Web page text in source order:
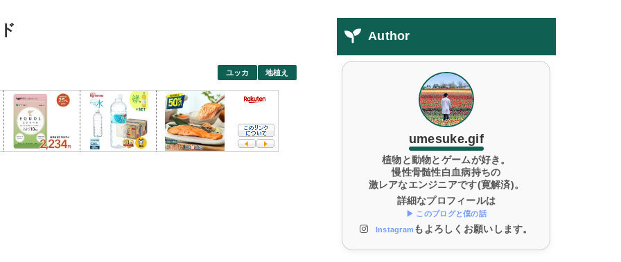
ユッカ 地植え
Author
umesuke.gif
植物と動物とゲームが好き。
慢性骨髄性白血病持ちの
激レアなエンジニアです(寛解済)。
詳細なプロフィールは
▶ このブログと僕の話
Instagram もよろしくお願いします。